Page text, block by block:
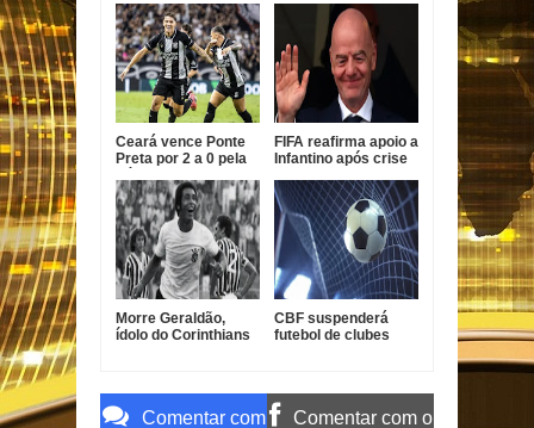
Fluminense
Ceará vence Ponte
Preta por 2 a 0 pela
FIFA reafirma apoio a
Infantino após crise
comercial
Morre Geraldão,
ídolo do Corinthians
CBF suspenderá
futebol de clubes
Comentar com Comentar com o